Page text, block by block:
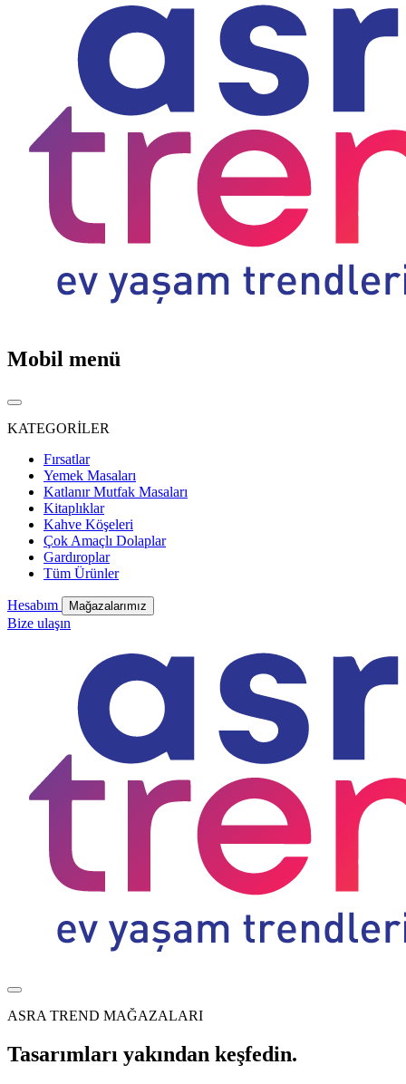
Mobil menü
KATEGORİLER
Fırsatlar
Yemek Masaları
Katlanır Mutfak Masaları
Kitaplıklar
Kahve Köşeleri
Çok Amaçlı Dolaplar
Gardıroplar
Tüm Ürünler
Hesabım Mağazalarımız
Bize ulaşın
ASRA TREND MAĞAZALARI
Tasarımları yakından keşfedin.